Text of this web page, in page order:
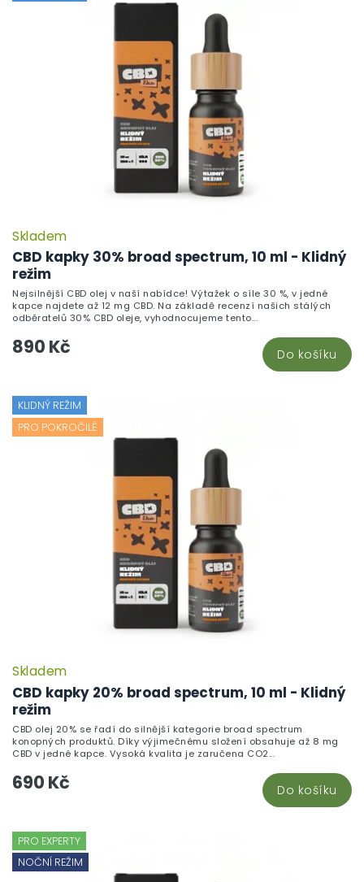
CBD kapky 30% broad spectrum, 10 ml - Klidný
režim
Skladem
890 Kč Do košíku
Nejsilnější CBD olej v naší nabídce! Výtažek o síle 30 %, v jedné
kapce najdete až 12 mg CBD. Na základě recenzí našich stálých
odběratelů 30% CBD oleje, vyhodnocujeme tento...
KLIDNÝ REŽIM
PRO POKROČILÉ
CBD kapky 20% broad spectrum, 10 ml - Klidný
režim
Skladem
690 Kč Do košíku
CBD olej 20% se řadí do silnější kategorie broad spectrum
konopných produktů. Díky výjimečnému složení obsahuje až 8 mg
CBD v jedné kapce. Vysoká kvalita je zaručena CO2...
PRO EXPERTY
NOČNÍ REŽIM